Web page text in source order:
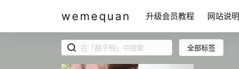
wemequan 升级会员教程 网站说明
全部标签